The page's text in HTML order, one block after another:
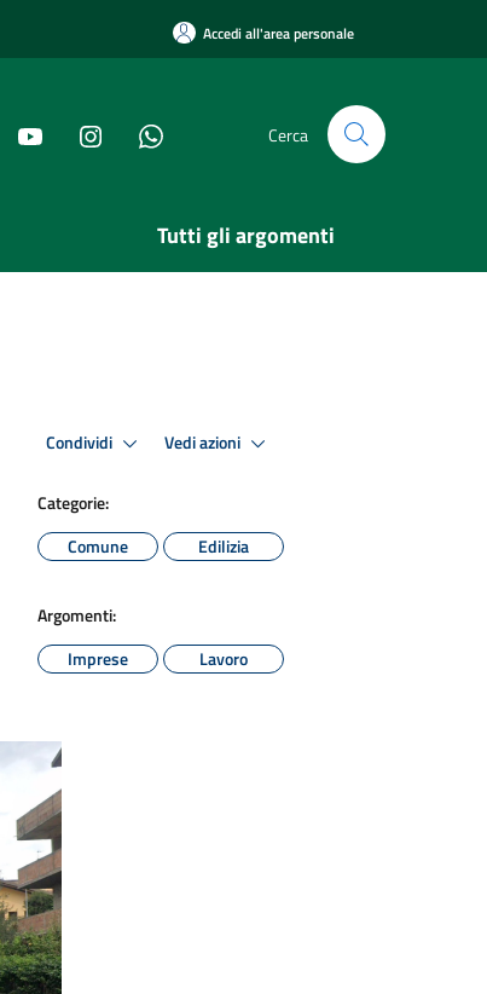
Accedi all'area personale
Cerca
Tutti gli argomenti
Condividi Vedi azioni
Categorie:
Comune
Edilizia
Argomenti:
Imprese
Lavoro